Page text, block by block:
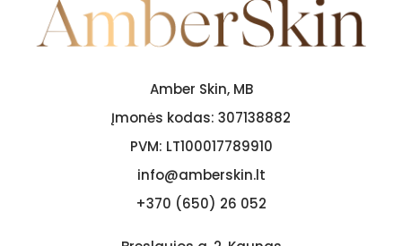
Amber Skin, MB
Įmonės kodas: 307138882
PVM: LT100017789910
info@amberskin.lt
+370 (650) 26 052